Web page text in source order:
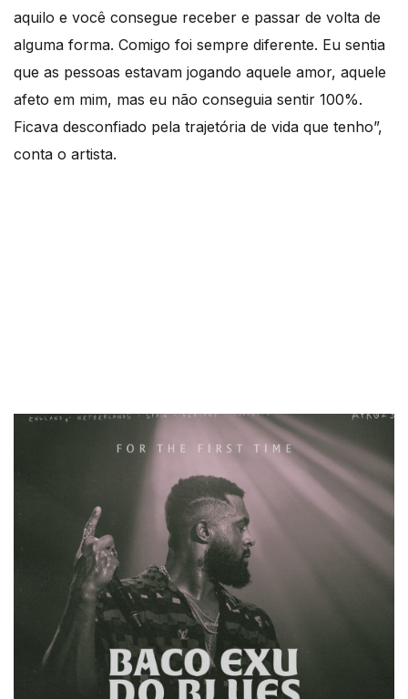
aquilo e você consegue receber e passar de volta de
alguma forma. Comigo foi sempre diferente. Eu sentia
que as pessoas estavam jogando aquele amor, aquele
afeto em mim, mas eu não conseguia sentir 100%.
Ficava desconfiado pela trajetória de vida que tenho”,
conta o artista.